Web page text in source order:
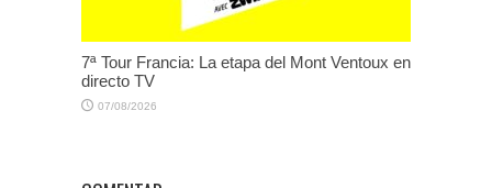
7ª Tour Francia: La etapa del Mont Ventoux en
directo TV
07/08/2026